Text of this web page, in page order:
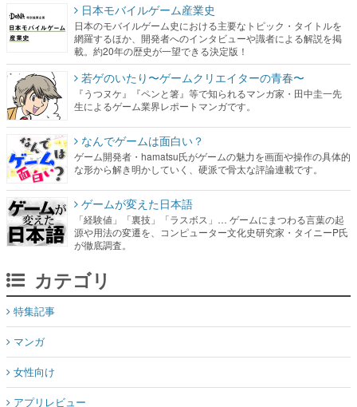
日本モバイルゲーム産業史
日本のモバイルゲーム史における主要なトピック・タイトルを
網羅するほか、開発者へのインタビューや識者による解説を掲
載。約20年の歴史が一望できる決定版！
若ゲのいたり〜ゲームクリエイターの青春〜
『うつヌケ』『ペンと箸』等で知られるマンガ家・田中圭一先
生によるゲーム業界レポートマンガです。
なんでゲームは面白い？
ゲーム開発者・hamatsu氏がゲームの魅力を画面や操作の具体的
な形から解き明かしていく、硬派で骨太な評論連載です。
ゲームが変えた日本語
「経験値」「裏技」「ラスボス」… ゲームにまつわる言葉の起
源や用法の変遷を、コンピューター文化史研究家・タイニーP氏
が徹底調査。
カテゴリ
特集記事
マンガ
女性向け
アプリレビュー